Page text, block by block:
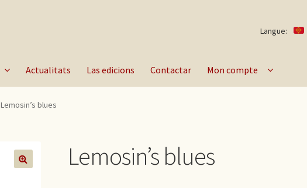
Langue:
Actualitats Las edicions Contactar Mon compte
Lemosin’s blues
Lemosin’s blues